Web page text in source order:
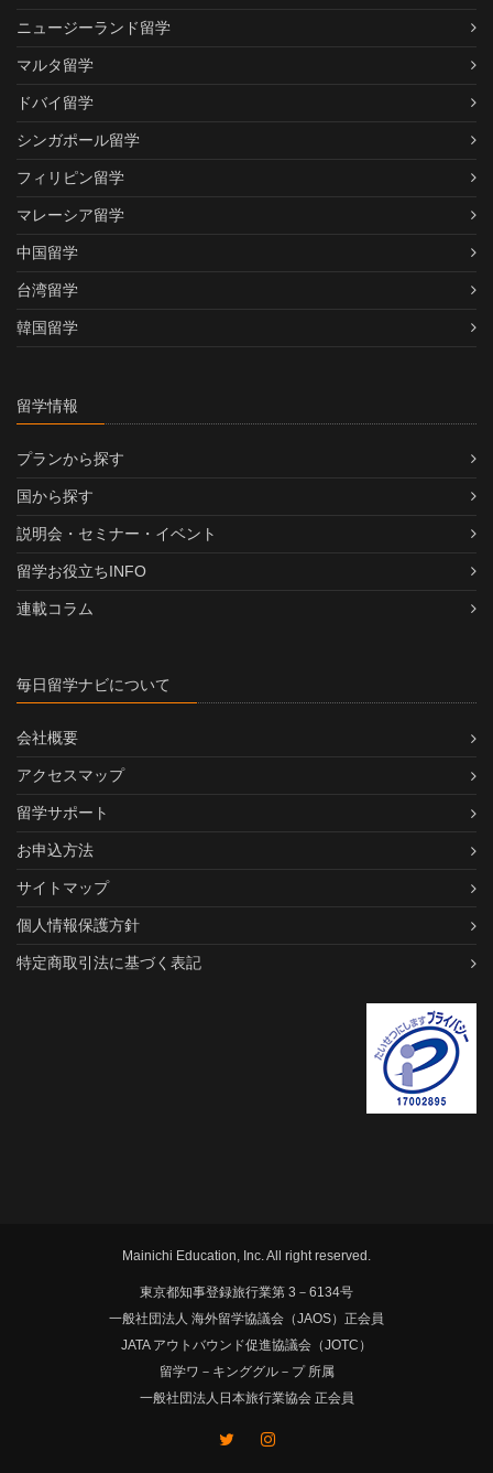
ニュージーランド留学
マルタ留学
ドバイ留学
シンガポール留学
フィリピン留学
マレーシア留学
中国留学
台湾留学
韓国留学
留学情報
プランから探す
国から探す
説明会・セミナー・イベント
留学お役立ちINFO
連載コラム
毎日留学ナビについて
会社概要
アクセスマップ
留学サポート
お申込方法
サイトマップ
個人情報保護方針
特定商取引法に基づく表記
Mainichi Education, Inc. All right reserved.
東京都知事登録旅行業第 3－6134号
一般社団法人 海外留学協議会（JAOS）正会員
JATA アウトバウンド促進協議会（JOTC）
留学ワ－キンググル－プ 所属
一般社団法人日本旅行業協会 正会員